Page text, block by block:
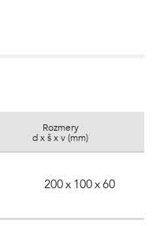
Rozmery
d x š x v (mm)
200 x 100 x 60